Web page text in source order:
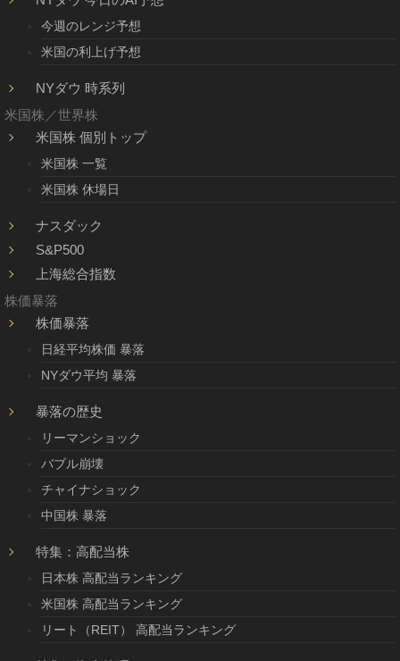
今週のレンジ予想
米国の利上げ予想
NYダウ 時系列
米国株／世界株
米国株 個別トップ
米国株 一覧
米国株 休場日
ナスダック
S&P500
上海総合指数
株価暴落
株価暴落
日経平均株価 暴落
NYダウ平均 暴落
暴落の歴史
リーマンショック
バブル崩壊
チャイナショック
中国株 暴落
特集：高配当株
日本株 高配当ランキング
米国株 高配当ランキング
リート（REIT） 高配当ランキング